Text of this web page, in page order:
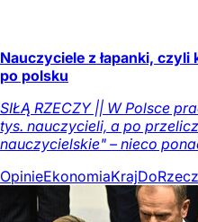
Nauczyciele z łapanki,
po polsku
SIŁĄ RZECZY || W Polsce
tys. nauczycieli, a po
nauczycielskie" – nieco
OpinieEkonomiaKraj